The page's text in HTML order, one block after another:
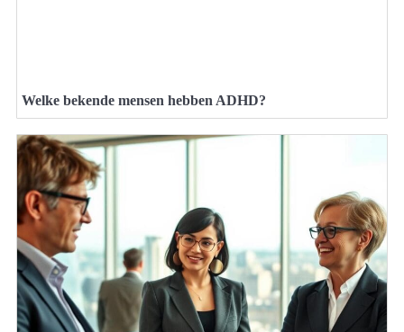
Welke bekende mensen hebben ADHD?